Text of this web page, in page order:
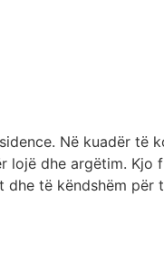
Në kuadër
dhe argëtim.
të këndshëm